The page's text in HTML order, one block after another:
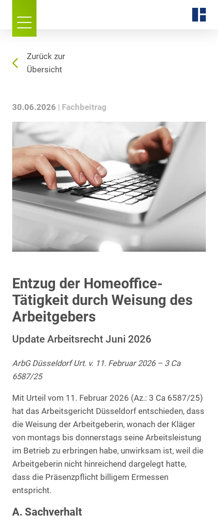
Zurück zur
Übersicht
30.06.2026 Fachbeitrag
Entzug der Homeoffice-
Tätigkeit durch Weisung des
Arbeitgebers
Update Arbeitsrecht Juni 2026
ArbG Düsseldorf Urt. v. 11. Februar 2026 – 3 Ca
6587/25
Mit Urteil vom 11. Februar 2026 (Az.: 3 Ca 6587/25)
hat das Arbeitsgericht Düsseldorf entschieden, dass
die Weisung der Arbeitgeberin, wonach der Kläger
von montags bis donnerstags seine Arbeitsleistung
im Betrieb zu erbringen habe, unwirksam ist, weil die
Arbeitgeberin nicht hinreichend dargelegt hatte,
dass die Präsenzpflicht billigem Ermessen
entspricht.
A. Sachverhalt